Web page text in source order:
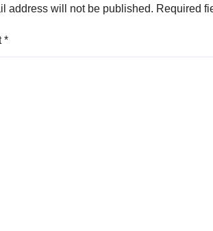
address will not be published. Required
*